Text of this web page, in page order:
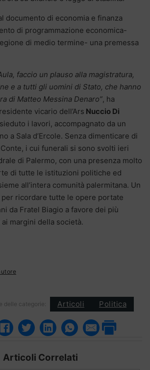
documento di economia e finanza
di programmazione economica-
di medio termine- una premessa
faccio un plauso alla magistratura,
e a tutti gli uomini di Stato, che hanno
di Matteo Messina Denaro”, ha
vicario dell’Ars Nuccio Di
i lavori, accompagnato da un
a Sala d’Ercole. Senza dimenticare di
i cui funerali si sono svolti ieri
di Palermo, con una presenza molto
di tutte le istituzioni politiche ed
all’intera comunità palermitana. Un
ricordare tutte le opere portate
da Fratel Biagio a favore dei più
margini della società.
delle categorie: Articoli Politica
Articoli Correlati